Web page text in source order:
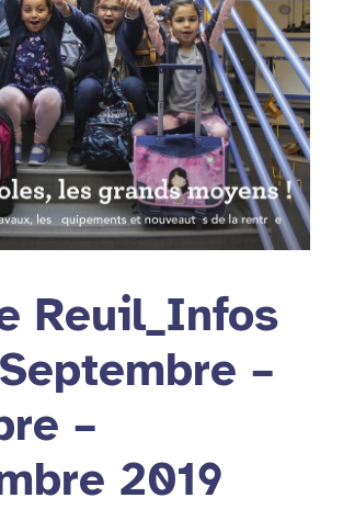
Reuil_Infos
–
–
2019